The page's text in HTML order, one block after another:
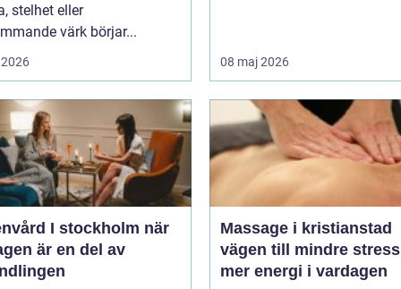
stelhet eller
värk börjar...
08 maj 2026
I stockholm när
är en del av
Massage i kristianstad
vägen till mindre
mer energi i vardagen